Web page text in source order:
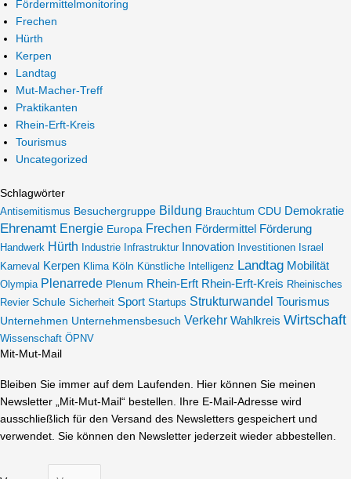
Fördermittelmonitoring
Frechen
Hürth
Kerpen
Landtag
Mut-Macher-Treff
Praktikanten
Rhein-Erft-Kreis
Tourismus
Uncategorized
Schlagwörter
Antisemitismus Besuchergruppe Bildung Brauchtum CDU Demokratie
Ehrenamt Energie Europa Frechen Fördermittel Förderung
Handwerk Hürth Industrie Infrastruktur Innovation Investitionen Israel
Karneval Kerpen Klima Köln Künstliche Intelligenz Landtag Mobilität
Olympia Plenarrede Plenum Rhein-Erft Rhein-Erft-Kreis Rheinisches
Revier Schule Sicherheit Sport Startups Strukturwandel Tourismus
Unternehmen Unternehmensbesuch Verkehr Wahlkreis Wirtschaft
Wissenschaft ÖPNV
Mit-Mut-Mail
Bleiben Sie immer auf dem Laufenden. Hier können Sie meinen
Newsletter „Mit-Mut-Mail“ bestellen. Ihre E-Mail-Adresse wird
ausschließlich für den Versand des Newsletters gespeichert und
verwendet. Sie können den Newsletter jederzeit wieder abbestellen.